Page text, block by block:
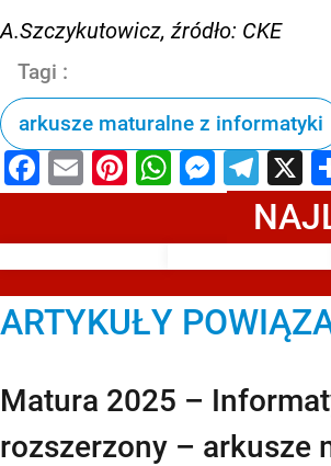
A.Szczykutowicz, źródło: CKE
Tagi :
arkusze maturalne z informatyki
Facebook
EmailPinterest
WhatsApp
X
ARTYKUŁY
Matura 2025 –
rozszerzony – arkusze